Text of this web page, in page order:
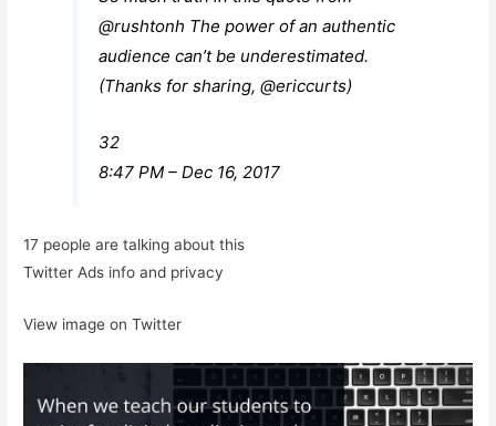
@rushtonh The power of an authentic
audience can’t be underestimated.
(Thanks for sharing,@ericcurts)
32
8:47 PM – Dec 16, 2017
17 people are talking about this
Twitter Ads info and privacy
View image on Twitter